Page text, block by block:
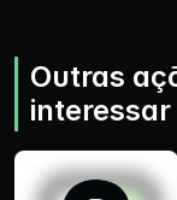
Outras
interessar